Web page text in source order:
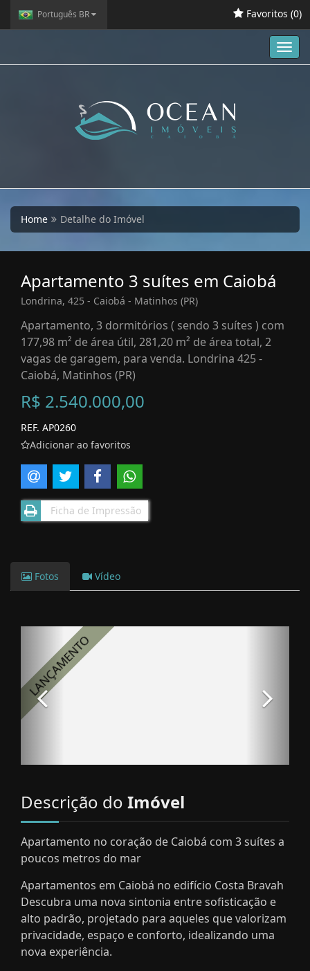
Português BR Favoritos (0)
Home Detalhe do Imóvel
Apartamento 3 suítes em Caiobá
Londrina, 425 - Caiobá - Matinhos (PR)
Apartamento, 3 dormitórios ( sendo 3 suítes ) com
177,98 m² de área útil, 281,20 m² de área total, 2
vagas de garagem, para venda. Londrina 425 -
Caiobá, Matinhos (PR)
R$ 2.540.000,00
REF. AP0260
Adicionar ao favoritos
Ficha de Impressão
Fotos Vídeo
Descrição do Imóvel
Apartamento no coração de Caiobá com 3 suítes a
poucos metros do mar
Apartamentos em Caiobá no edifício Costa Bravah
Descubra uma nova sintonia entre sofisticação e
alto padrão, projetado para aqueles que valorizam
privacidade, espaço e conforto, idealizando uma
nova experiência.